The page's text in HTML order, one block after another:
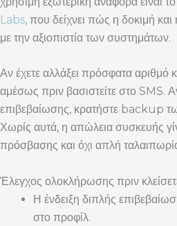
Labs, που δείχνει πώς η δοκιμή
με την αξιοπιστία των συστημάτων.
Αν έχετε αλλάξει πρόσφατα αριθμό
αμέσως πριν βασιστείτε στο SMS.
επιβεβαίωσης, κρατήστε backup
Χωρίς αυτά, η απώλεια συσκευής
πρόσβασης και όχι απλή
Έλεγχος ολοκλήρωσης πριν
Η ένδειξη διπλής
στο προφίλ.